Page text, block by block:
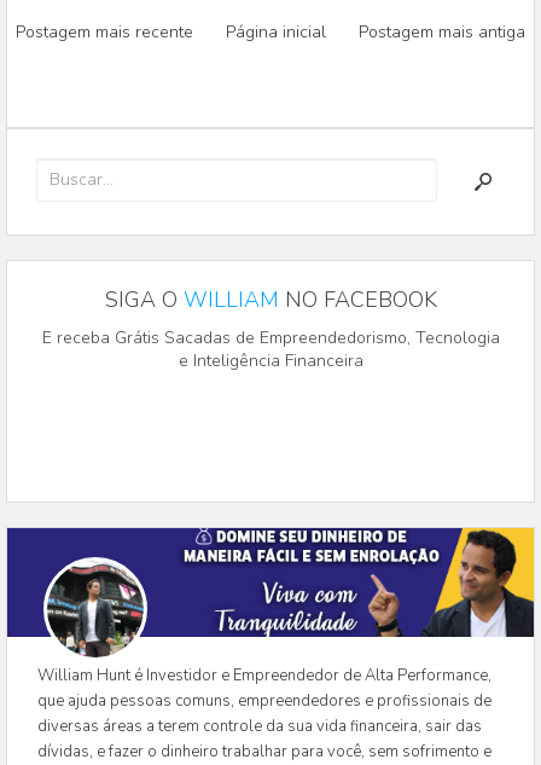
Postagem mais recente Página inicial Postagem mais antiga
SIGA O WILLIAM NO FACEBOOK
E receba Grátis Sacadas de Empreendedorismo, Tecnologia
e Inteligência Financeira
William Hunt é Investidor e Empreendedor de Alta Performance,
que ajuda pessoas comuns, empreendedores e profissionais de
diversas áreas a terem controle da sua vida financeira, sair das
dívidas, e fazer o dinheiro trabalhar para você, sem sofrimento e